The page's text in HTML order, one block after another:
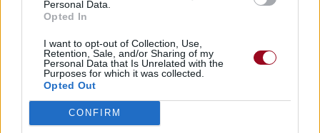
Personal Data.
Opted In
I want to opt-out of Collection, Use,
Retention, Sale, and/or Sharing of my
Personal Data that Is Unrelated with the
Purposes for which it was collected.
Opted Out
CONFIRM